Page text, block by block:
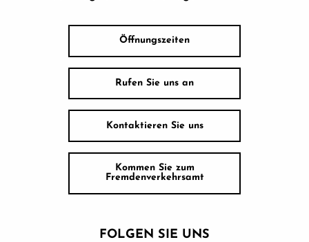
Öffnungszeiten
Rufen Sie uns an
Kontaktieren Sie uns
Kommen Sie zum
Fremdenverkehrsamt
FOLGEN SIE UNS